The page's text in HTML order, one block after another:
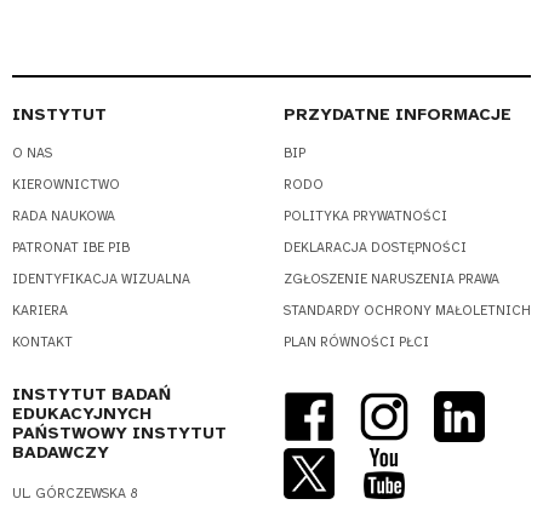
INSTYTUT
O NAS
KIEROWNICTWO
RADA NAUKOWA
PATRONAT IBE PIB
IDENTYFIKACJA WIZUALNA
KARIERA
KONTAKT
PRZYDATNE INFORMACJE
BIP
RODO
POLITYKA PRYWATNOŚCI
DEKLARACJA DOSTĘPNOŚCI
ZGŁOSZENIE NARUSZENIA PRAWA
STANDARDY OCHRONY MAŁOLETNICH
PLAN RÓWNOŚCI PŁCI
INSTYTUT BADAŃ
EDUKACYJNYCH
PAŃSTWOWY INSTYTUT
BADAWCZY
UL. GÓRCZEWSKA 8